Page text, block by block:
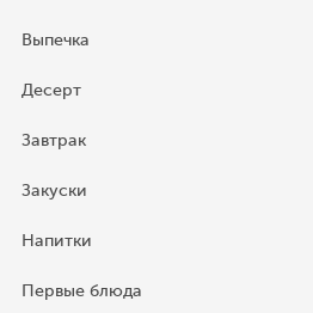
Выпечка
Десерт
Завтрак
Закуски
Напитки
Первые блюда